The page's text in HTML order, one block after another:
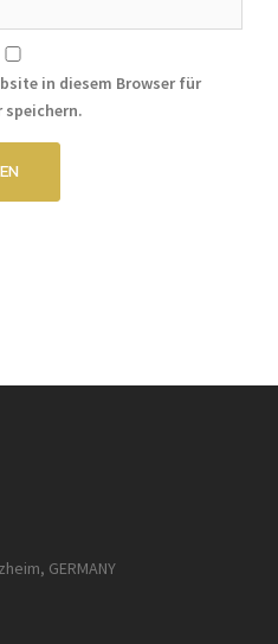
in diesem Browser für
speichern.
GERMANY